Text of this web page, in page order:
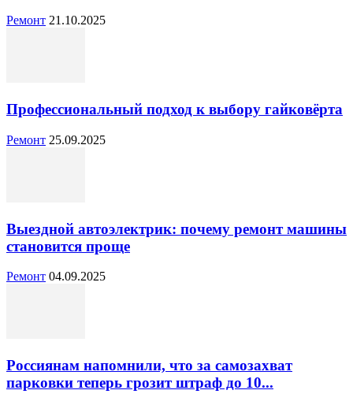
Ремонт 21.10.2025
Профессиональный подход к выбору гайковёрта
Ремонт 25.09.2025
Выездной автоэлектрик: почему ремонт машины
становится проще
Ремонт 04.09.2025
Россиянам напомнили, что за самозахват
парковки теперь грозит штраф до 10...